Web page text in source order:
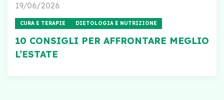
19/06/2026
CURA E TERAPIE DIETOLOGIA E NUTRIZIONE
10 CONSIGLI PER AFFRONTARE MEGLIO
L’ESTATE